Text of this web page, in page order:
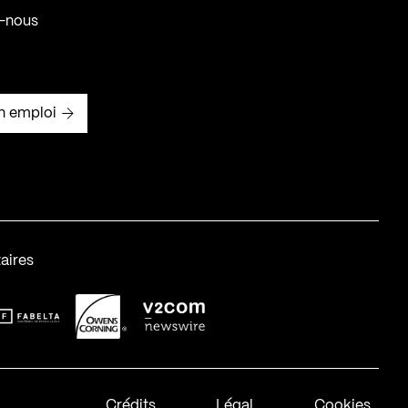
nous
emploi